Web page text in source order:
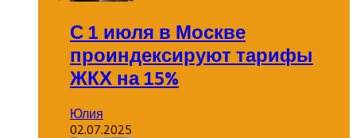
С 1 июля в Москве
проиндексируют тарифы
ЖКХ на 15%
Юлия
02.07.2025